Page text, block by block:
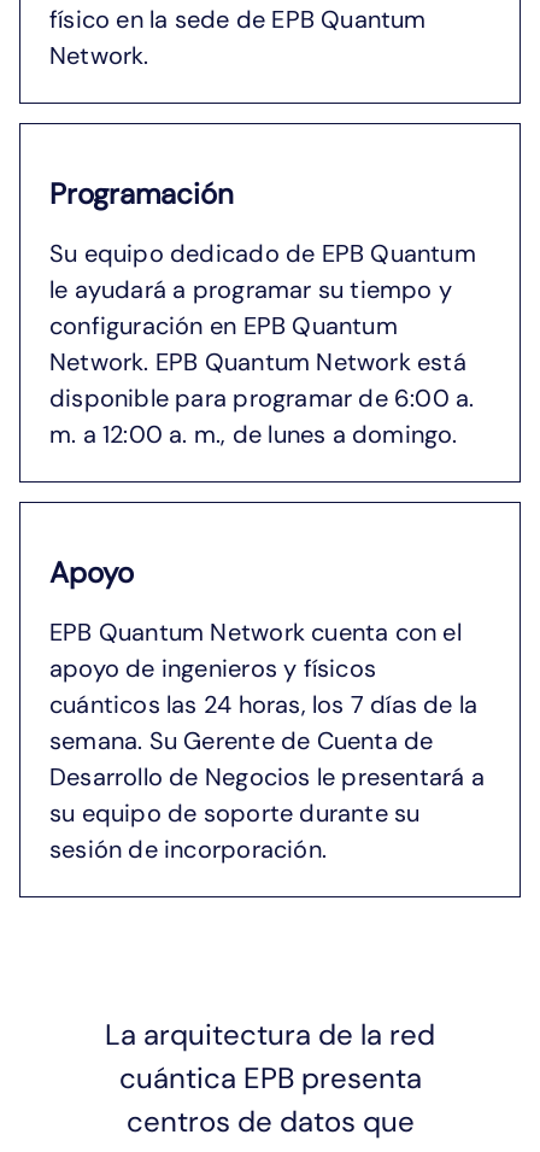
físico en la sede de EPB Quantum
Network.
Programación
Su equipo dedicado de EPB Quantum
le ayudará a programar su tiempo y
configuración en EPB Quantum
Network. EPB Quantum Network está
disponible para programar de 6:00 a.
m. a 12:00 a. m., de lunes a domingo.
Apoyo
EPB Quantum Network cuenta con el
apoyo de ingenieros y físicos
cuánticos las 24 horas, los 7 días de la
semana. Su Gerente de Cuenta de
Desarrollo de Negocios le presentará a
su equipo de soporte durante su
sesión de incorporación.
La arquitectura de la red
cuántica EPB presenta
centros de datos que